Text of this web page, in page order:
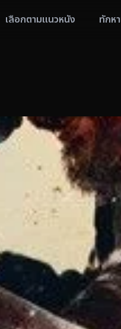
เลือกตามแนวหนัง ทักห